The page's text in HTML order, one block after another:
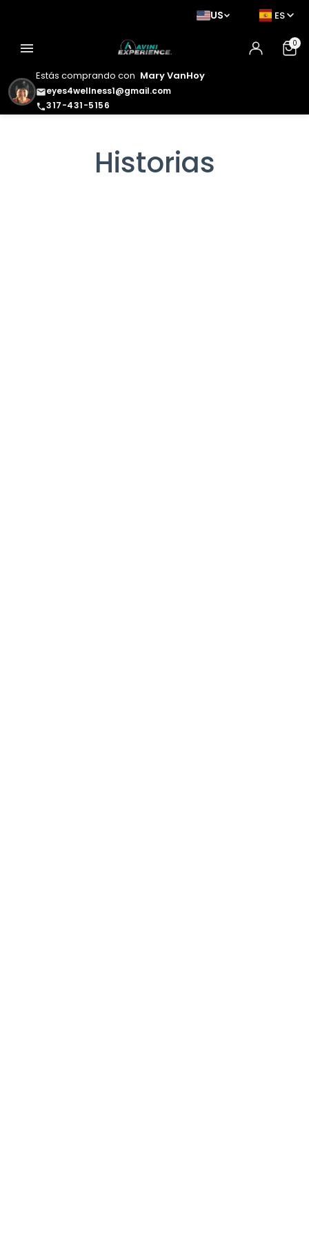
Estás comprando con Mary VanHoy
emaileyes4wellness1@gmail.com
phone317-431-5156
US ES
menu 0
Historias